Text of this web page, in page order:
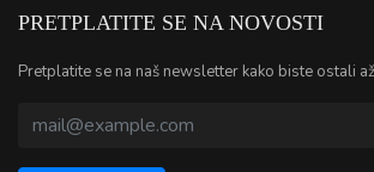
PRETPLATITE SE NA NOVOSTI
Pretplatite se na naš newsletter kako biste ostali